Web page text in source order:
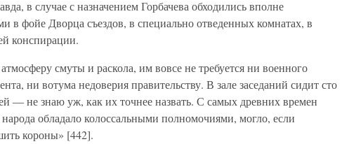
в случае с назначением Горбачева обходились вполне
в фойе Дворца съездов, в специально отведенных комнатах, в
конспирации.
смуты и раскола, им вовсе не требуется ни военного
ни вотума недоверия правительству. В зале заседаний сидит сто
— не знаю уж, как их точнее назвать. С самых древних времен
народа обладало колоссальными полномочиями, могло, если
короны» [442].